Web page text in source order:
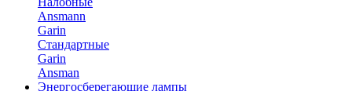
Ansmann
Garin
Стандартные
Garin
Ansman
Энергосберегающие лампы